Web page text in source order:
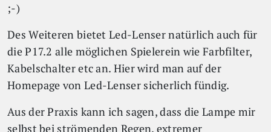
;-)
Des Weiteren bietet Led-Lenser natürlich auch für
die P17.2 alle möglichen Spielerein wie Farbfilter,
Kabelschalter etc an. Hier wird man auf der
Homepage von Led-Lenser sicherlich fündig.
Aus der Praxis kann ich sagen, dass die Lampe mir
selbst bei strömenden Regen, extremer